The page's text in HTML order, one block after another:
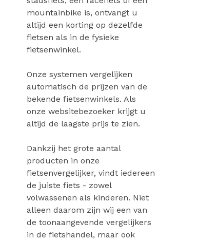
mountainbike is, ontvangt u
altijd een korting op dezelfde
fietsen als in de fysieke
fietsenwinkel.
Onze systemen vergelijken
automatisch de prijzen van de
bekende fietsenwinkels. Als
onze websitebezoeker krijgt u
altijd de laagste prijs te zien.
Dankzij het grote aantal
producten in onze
fietsenvergelijker, vindt iedereen
de juiste fiets - zowel
volwassenen als kinderen. Niet
alleen daarom zijn wij een van
de toonaangevende vergelijkers
in de fietshandel, maar ook